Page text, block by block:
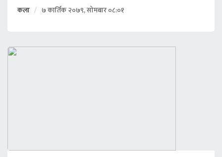
कला ७ कार्तिक २०७९, सोमबार ०८:०१